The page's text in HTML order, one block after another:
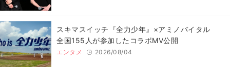
スキマスイッチ『全力少年』×アミノバイタル
全国155人が参加したコラボMV公開
エンタメ 2026/08/04